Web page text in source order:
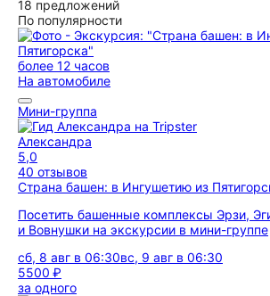
18 предложений
По популярности
более 12 часов
На автомобиле
Мини-группа
Александра
5,0
40 отзывов
Страна башен: в Ингушетию из
Посетить башенные комплексы Эрзи,
и Вовнушки на экскурсии в мини-группе
сб, 8 авг в 06:30вс, 9 авг в 06:30
5500 ₽
за одного